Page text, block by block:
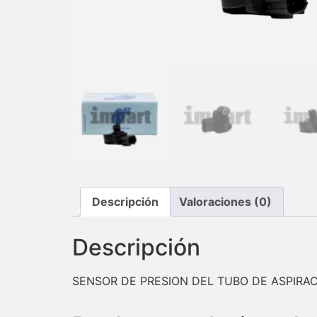
Descripción Valoraciones (0)
Descripción
SENSOR DE PRESION DEL TUBO DE